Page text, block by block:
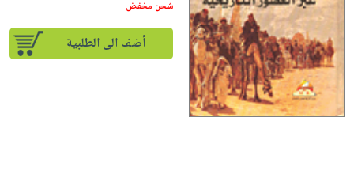
إختياراتنا
كتب
أكاديمية
صندوق
القراءة
iKitab
بلا
حدود
أسئلة
يتكرر
أسئلة
يتكرر
طرحها
تحميل
masmu3
على
المواضيع
الأكثر
مبيعاً
إختياراتنا
وسائل
تعليمية
الصحة
والعناية
الشخصية
جديد
شحن مخفض
أضف الى الطلبية